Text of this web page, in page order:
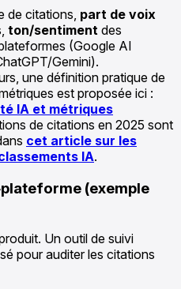
de citations, part de voix
ton/sentiment des
(Google AI
Gemini).
une définition pratique de
est proposée ici :
IA et métriques
de citations en 2025 sont
cet article sur les
IA.
(exemple
Un outil de suivi
pour auditer les citations